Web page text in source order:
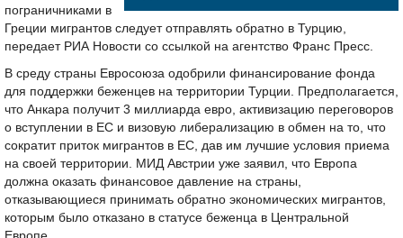
пограничниками в
Греции мигрантов следует отправлять обратно в Турцию,
передает РИА Новости со ссылкой на агентство Франс Пресс.
В среду страны Евросоюза одобрили финансирование фонда
для поддержки беженцев на территории Турции. Предполагается,
что Анкара получит 3 миллиарда евро, активизацию переговоров
о вступлении в ЕС и визовую либерализацию в обмен на то, что
сократит приток мигрантов в ЕС, дав им лучшие условия приема
на своей территории. МИД Австрии уже заявил, что Европа
должна оказать финансовое давление на страны,
отказывающиеся принимать обратно экономических мигрантов,
которым было отказано в статусе беженца в Центральной